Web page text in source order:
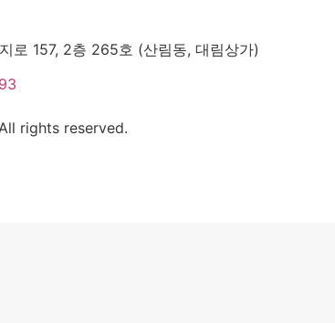
로 157, 2층 265호 (산림동, 대림상가)
rights reserved.